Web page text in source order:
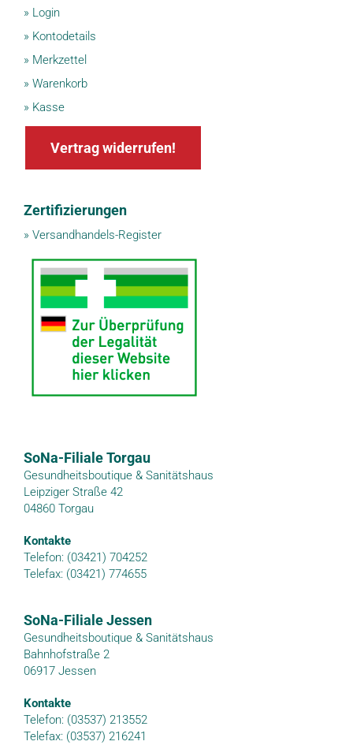
» Login
» Kontodetails
» Merkzettel
» Warenkorb
» Kasse
Vertrag widerrufen!
Zertifizierungen
» Versandhandels-Register
SoNa-Filiale Torgau
Gesundheitsboutique & Sanitätshaus
Leipziger Straße 42
04860 Torgau
Kontakte
Telefon: (03421) 704252
Telefax: (03421) 774655
SoNa-Filiale Jessen
Gesundheitsboutique & Sanitätshaus
Bahnhofstraße 2
06917 Jessen
Kontakte
Telefon: (03537) 213552
Telefax: (03537) 216241